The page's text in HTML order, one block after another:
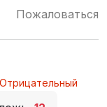
Пожаловаться
Отрицательный